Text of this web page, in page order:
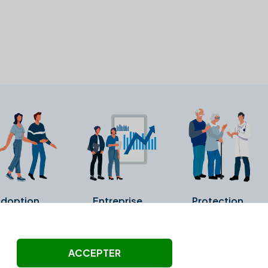
Entreprise Protection
ni été vérifiés par Alexia.fr.
ACCEPTER